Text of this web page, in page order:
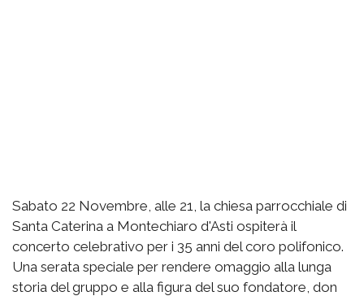
Sabato 22 Novembre, alle 21, la chiesa parrocchiale di
Santa Caterina a Montechiaro d'Asti ospiterà il
concerto celebrativo per i 35 anni del coro polifonico.
Una serata speciale per rendere omaggio alla lunga
storia del gruppo e alla figura del suo fondatore, don